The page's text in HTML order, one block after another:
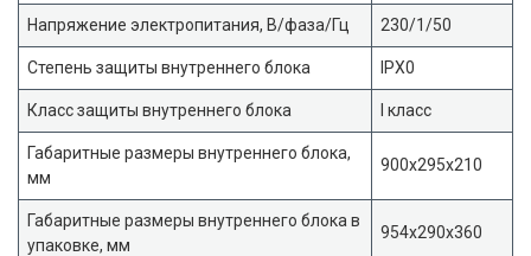
Напряжение электропитания, В/фаза/Гц 230/1/50
Степень защиты внутреннего блока IPX0
Класс защиты внутреннего блока I класс
Габаритные размеры внутреннего блока,
мм
900x295x210
Габаритные размеры внутреннего блока в
упаковке, мм
954x290x360